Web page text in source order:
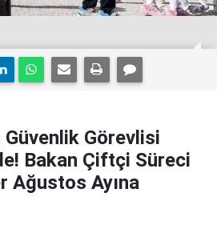
Görevlisi
Bakan Çiftçi Süreci
Ağustos Ayına